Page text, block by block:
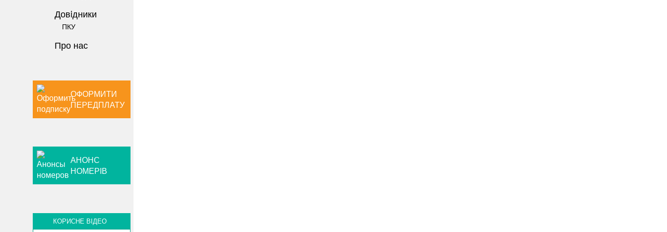
Довiдники
ПКУ
Про нас
ОФОРМИТИ
ПЕРЕДПЛАТУ
АНОНС
НОМЕРІВ
КОРИСНЕ ВІДЕО